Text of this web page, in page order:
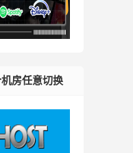
房任意切换